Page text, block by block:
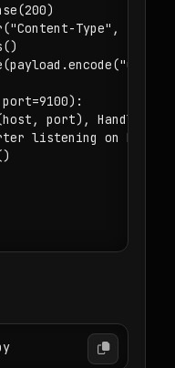
Type",
port), Handler)
listening on